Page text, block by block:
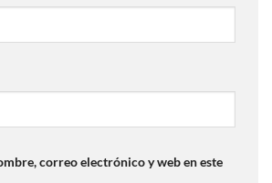
correo electrónico y web en este